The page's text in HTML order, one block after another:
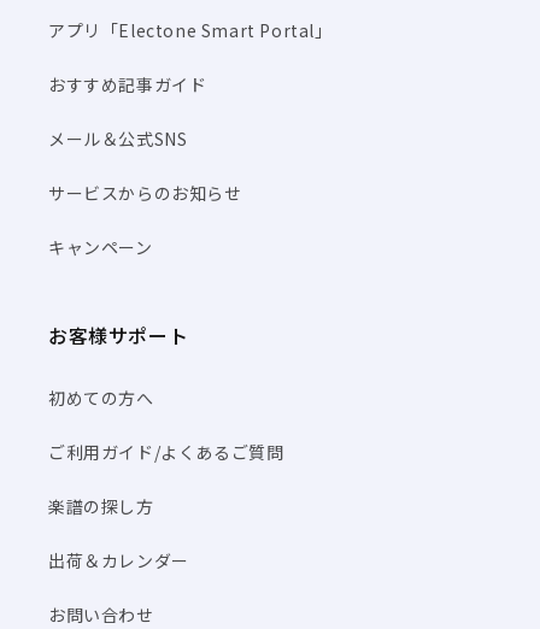
アプリ「Electone Smart Portal」
おすすめ記事ガイド
メール＆公式SNS
サービスからのお知らせ
キャンペーン
お客様サポート
初めての方へ
ご利用ガイド/よくあるご質問
楽譜の探し方
出荷＆カレンダー
お問い合わせ